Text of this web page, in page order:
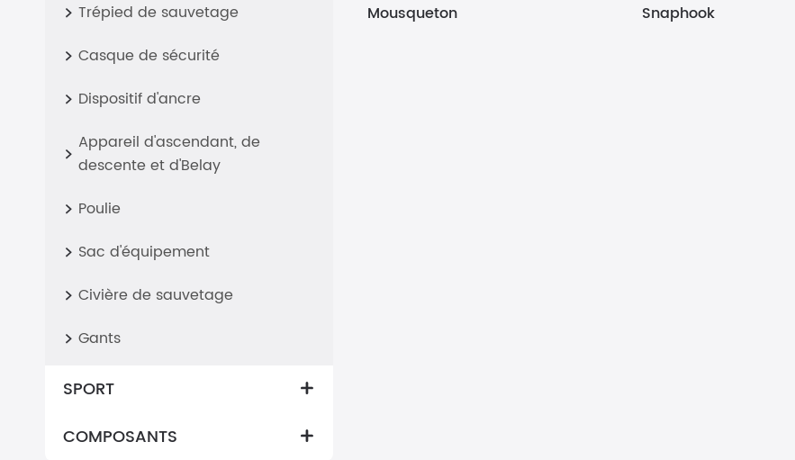
 Trépied de sauvetage
 Casque de sécurité
 Dispositif d'ancre

Appareil d'ascendant, de
descente et d'Belay
 Poulie
 Sac d'équipement
 Civière de sauvetage
 Gants
SPORT 
COMPOSANTS 
Mousqueton Snaphook